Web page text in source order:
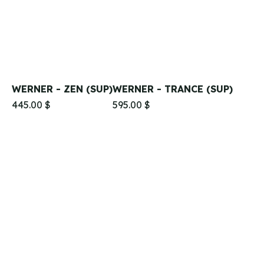
WERNER - ZEN (SUP)
445.00 $
WERNER - TRANCE (SUP)
595.00 $